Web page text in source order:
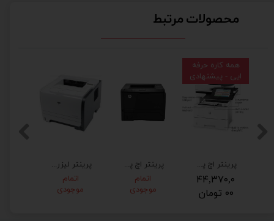
محصولات مرتبط
پرینتر لیزری اچ پی HP LaserJet P2035n
اتمام
موجودی
پرینتر اچ پی پرو مدل M401dne برق 220 فابریک
اتمام
موجودی
پرینتر اچ پی M527dn چندکاره استوک HP LaserJet pro M527
۴۴,۳۷۰,۰
۰۰ تومان
همه کاره حرفه
ایی - پیشنهادی